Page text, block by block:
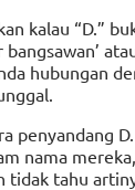
kalau “D.”
hubungan
penyandang
nama
tidak tahu